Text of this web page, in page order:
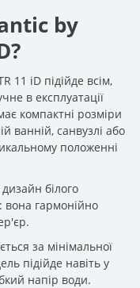
by
11 iD підійде всім,
в експлуатації
компактні розміри
ванній, санвузлі або
положенні
білого
вона гармонійно
за мінімальної
підійде навіть у
напір води.